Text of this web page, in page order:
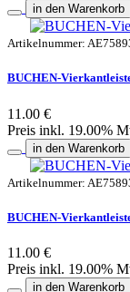
in den Warenkorb
Artikelnummer:
BUCHEN-
11.00 €
Preis inkl. 19.00%
in den Warenkorb
Artikelnummer:
BUCHEN-
11.00 €
Preis inkl. 19.00%
in den Warenkorb